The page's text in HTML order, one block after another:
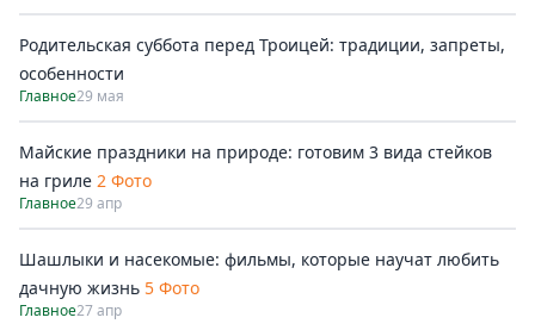
Родительская суббота перед Троицей: традиции, запреты,
особенности
Главное29 мая
Майские праздники на природе: готовим 3 вида стейков
на гриле 2 Фото
Главное29 апр
Шашлыки и насекомые: фильмы, которые научат любить
дачную жизнь 5 Фото
Главное27 апр